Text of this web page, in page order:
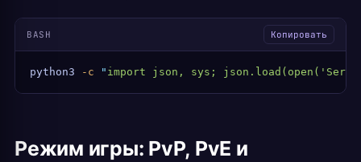
BASH Копировать
python3 -c " import json, sys;
Режим игры: PvP, PvE и